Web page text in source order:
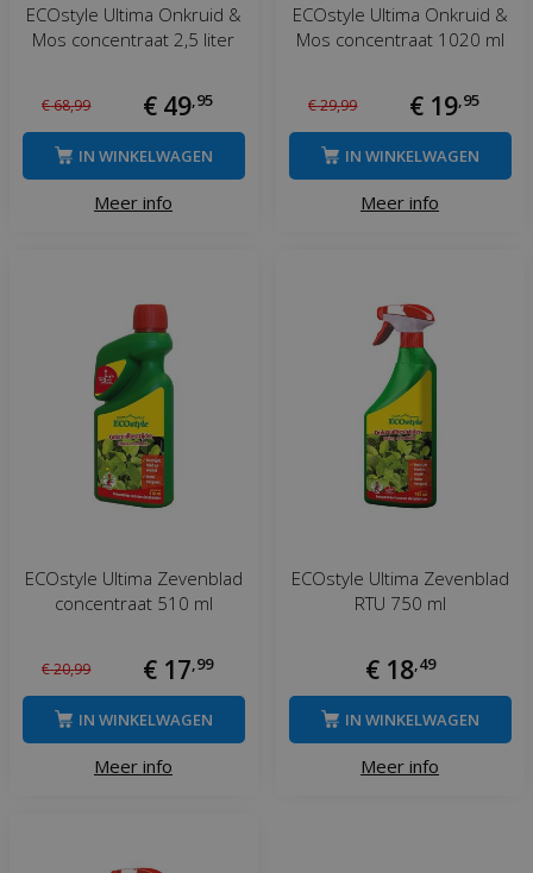
ECOstyle Ultima Onkruid &
Mos concentraat 2,5 liter
€68,99 € 49,95
Meer info
IN WINKELWAGEN
ECOstyle Ultima Onkruid &
Mos concentraat 1020 ml
€29,99 € 19,95
Meer info
IN WINKELWAGEN
ECOstyle Ultima Zevenblad
concentraat 510 ml
€20,99 € 17,99
Meer info
IN WINKELWAGEN
ECOstyle Ultima Zevenblad
RTU 750 ml
€ 18,49
Meer info
IN WINKELWAGEN